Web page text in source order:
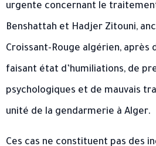
urgente concernant le
Benshattah et Hadjer Zitouni,
Croissant-Rouge algérien, après
faisant état d’humiliations, de
psychologiques et de mauvais
unité de la gendarmerie à Alger.
Ces cas ne constituent pas des